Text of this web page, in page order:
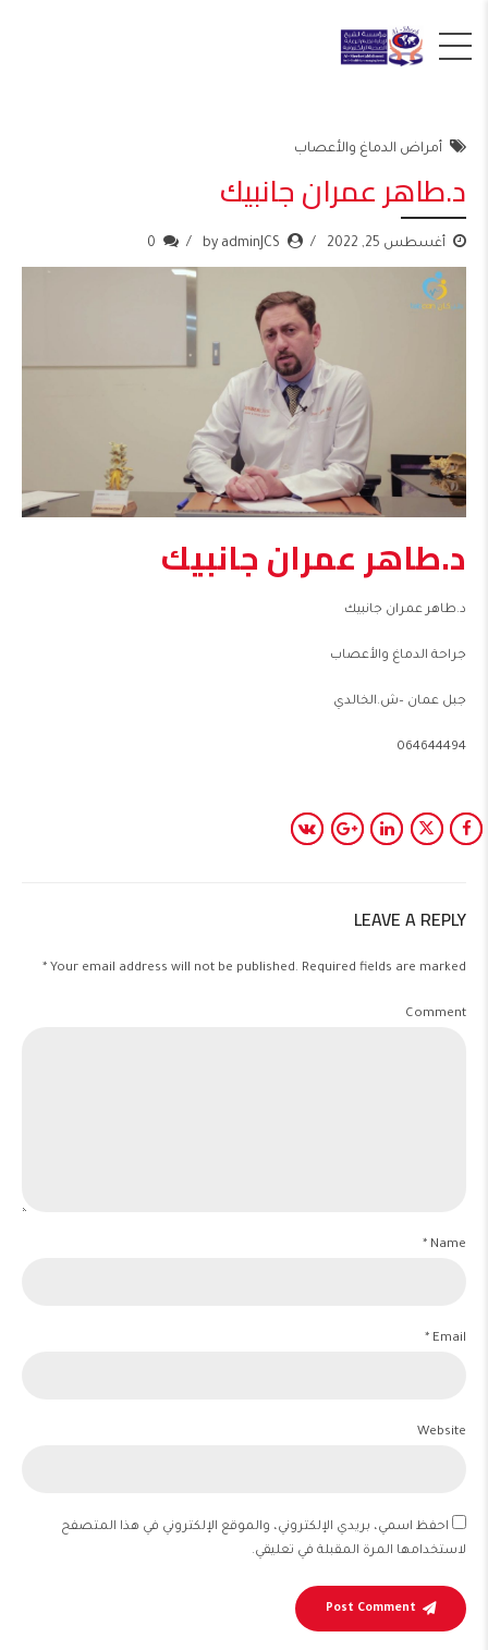
أمراض الدماغ والأعصاب
د.طاهر عمران جانبيك
أغسطس 25, 2022 by adminJCS
0
د.طاهر عمران جانبيك
د.طاهر عمران جانبيك
جراحة الدماغ والأعصاب
جبل عمان –ش.الخالدي
064644494
LEAVE A REPLY
Your email address will not be published. Required fields are marked *
Comment
Name *
Email *
Website
احفظ اسمي، بريدي الإلكتروني، والموقع الإلكتروني في هذا المتصفح
لاستخدامها المرة المقبلة في تعليقي.
Post Comment